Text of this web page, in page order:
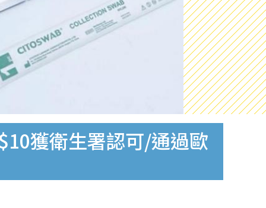
獲衛生署認可/通過歐